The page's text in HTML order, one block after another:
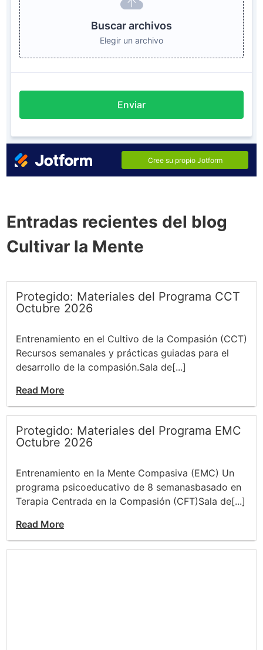
Entradas recientes del blog
Cultivar la Mente
Protegido: Materiales del Programa CCT
Octubre 2026
Entrenamiento en el Cultivo de la Compasión (CCT)
Recursos semanales y prácticas guiadas para el
desarrollo de la compasión.Sala de[...]
Read More
Protegido: Materiales del Programa EMC
Octubre 2026
Entrenamiento en la Mente Compasiva (EMC) Un
programa psicoeducativo de 8 semanasbasado en
Terapia Centrada en la Compasión (CFT)Sala de[...]
Read More